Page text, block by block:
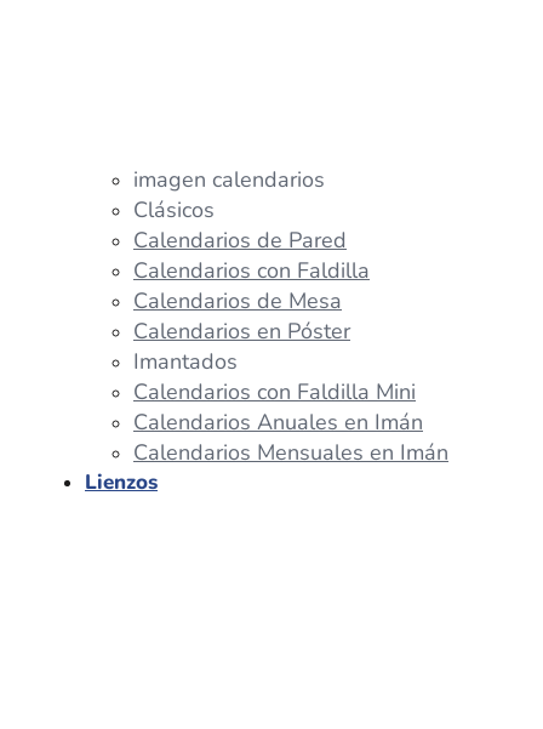
imagen calendarios
Clásicos
Calendarios de Pared
Calendarios con Faldilla
Calendarios de Mesa
Calendarios en Póster
Imantados
Calendarios con Faldilla Mini
Calendarios Anuales en Imán
Calendarios Mensuales en Imán
Lienzos